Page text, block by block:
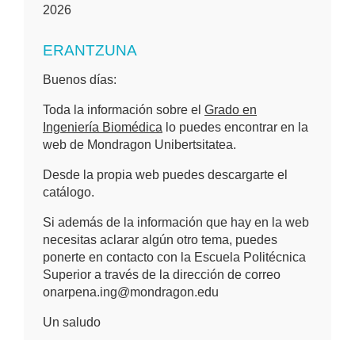
2026
ERANTZUNA
Buenos días:
Toda la información sobre el Grado en
Ingeniería Biomédica lo puedes encontrar en la
web de Mondragon Unibertsitatea.
Desde la propia web puedes descargarte el
catálogo.
Si además de la información que hay en la web
necesitas aclarar algún otro tema, puedes
ponerte en contacto con la Escuela Politécnica
Superior a través de la dirección de correo
onarpena.ing@mondragon.edu
Un saludo